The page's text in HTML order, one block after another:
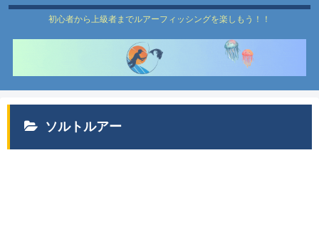
初心者から上級者までルアーフィッシングを楽しもう！！
ソルトルアー